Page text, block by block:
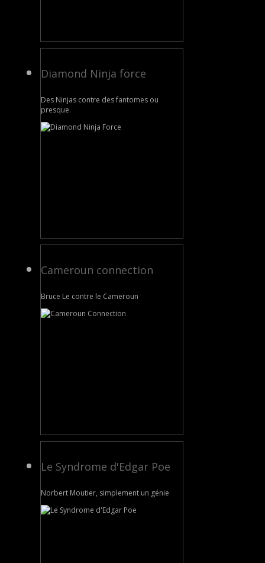
Diamond Ninja force
Des Ninjas contre des fantomes ou
presque.
Cameroun connection
Bruce Le contre le Cameroun
Le Syndrome d'Edgar Poe
Norbert Moutier, simplement un génie